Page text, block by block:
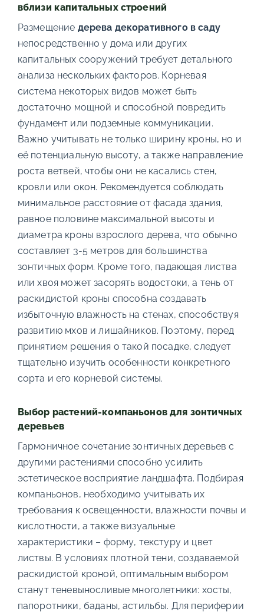
вблизи капитальных строений
Размещение дерева декоративного в саду
непосредственно у дома или других
капитальных сооружений требует детального
анализа нескольких факторов. Корневая
система некоторых видов может быть
достаточно мощной и способной повредить
фундамент или подземные коммуникации.
Важно учитывать не только ширину кроны, но и
её потенциальную высоту, а также направление
роста ветвей, чтобы они не касались стен,
кровли или окон. Рекомендуется соблюдать
минимальное расстояние от фасада здания,
равное половине максимальной высоты и
диаметра кроны взрослого дерева, что обычно
составляет 3-5 метров для большинства
зонтичных форм. Кроме того, падающая листва
или хвоя может засорять водостоки, а тень от
раскидистой кроны способна создавать
избыточную влажность на стенах, способствуя
развитию мхов и лишайников. Поэтому, перед
принятием решения о такой посадке, следует
тщательно изучить особенности конкретного
сорта и его корневой системы.
Выбор растений-компаньонов для зонтичных
деревьев
Гармоничное сочетание зонтичных деревьев с
другими растениями способно усилить
эстетическое восприятие ландшафта. Подбирая
компаньонов, необходимо учитывать их
требования к освещенности, влажности почвы и
кислотности, а также визуальные
характеристики – форму, текстуру и цвет
листвы. В условиях плотной тени, создаваемой
раскидистой кроной, оптимальным выбором
станут теневыносливые многолетники: хосты,
папоротники, баданы, астильбы. Для периферии